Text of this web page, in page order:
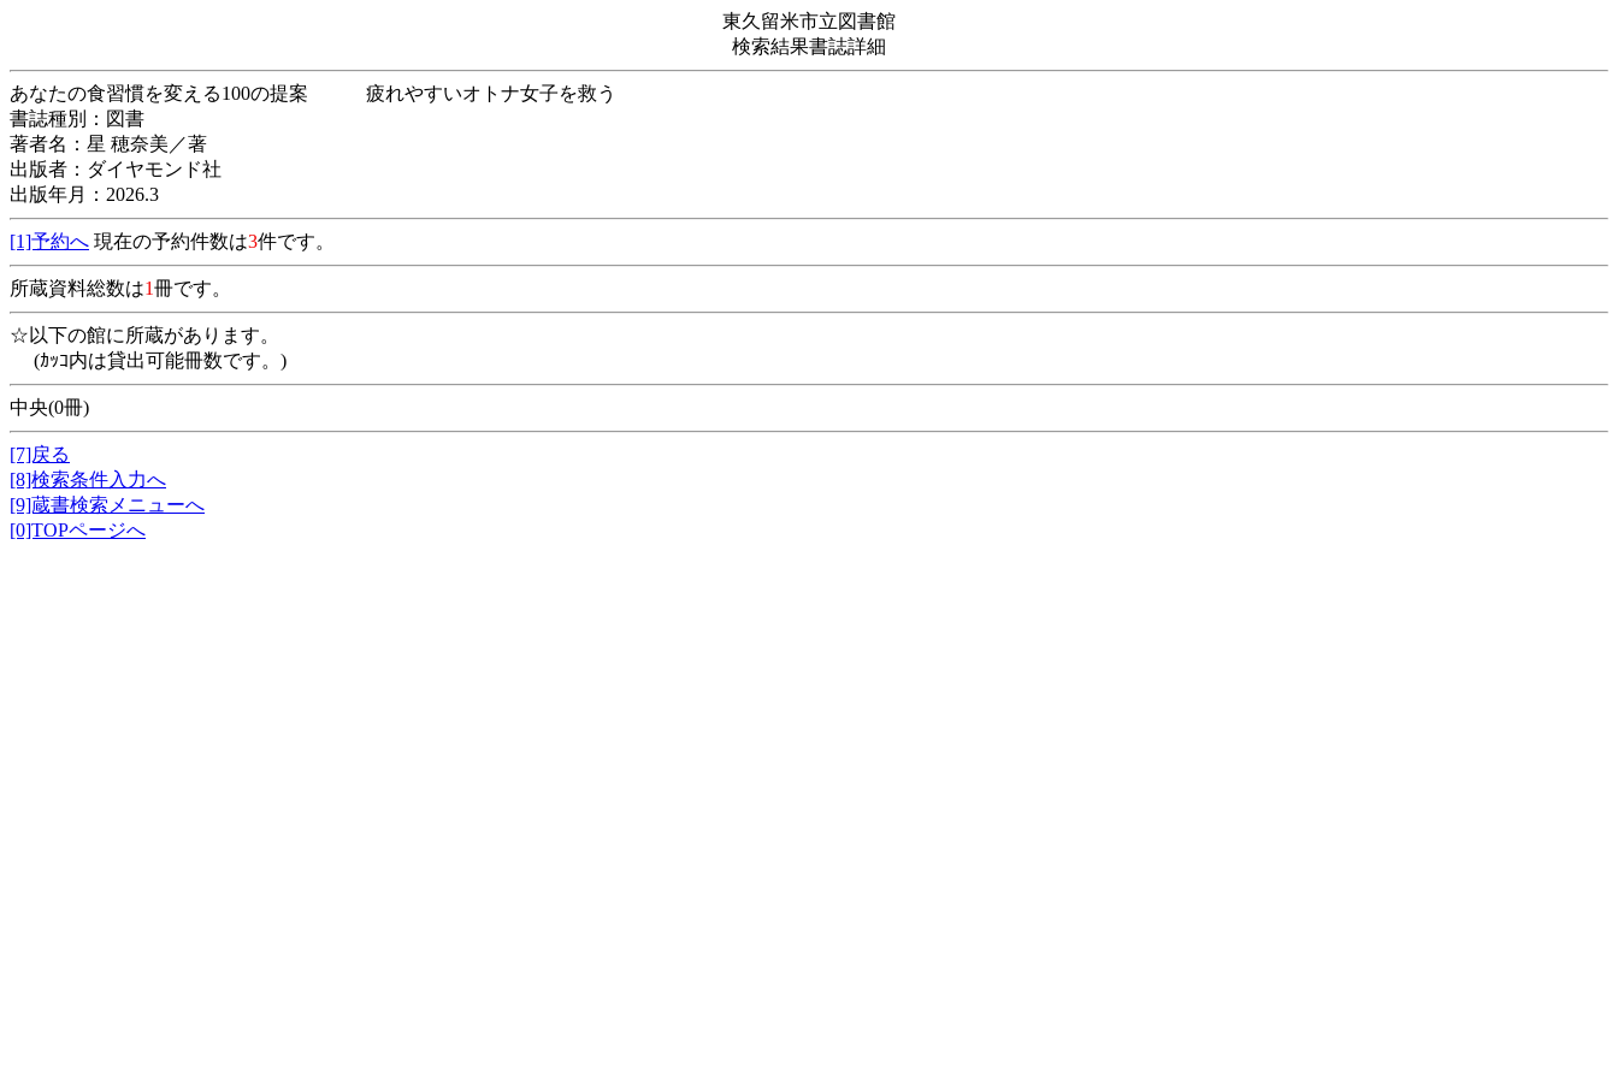
東久留米市立図書館
検索結果書誌詳細
あなたの食習慣を変える100の提案 疲れやすいオトナ女子を救う
書誌種別：図書
著者名：星 穂奈美／著
出版者：ダイヤモンド社
出版年月：2026.3
[1]予約へ 現在の予約件数は3件です。
所蔵資料総数は1冊です。
☆以下の館に所蔵があります。
(ｶｯｺ内は貸出可能冊数です。)
中央(0冊)
[7]戻る
[8]検索条件入力へ
[9]蔵書検索メニューへ
[0]TOPページへ